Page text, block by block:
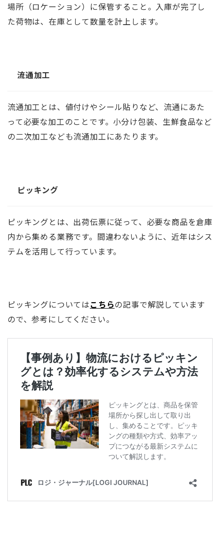
場所（ロケーション）に保管すること。入庫が完了し
た荷物は、在庫として数量を計上します。
流通加工
流通加工とは、値付けやシール貼りなど、流通にあた
って必要な加工のことです。小分け包装、生鮮食品など
の二次加工なども流通加工にあたります。
ピッキング
ピッキングとは、出荷伝票に従って、必要な商品を倉庫
内から集める業務です。間違わないように、近年はシス
テムを活用して行っています。
ピッキングについてはこちらの記事で解説しています
ので、参考にしてください。